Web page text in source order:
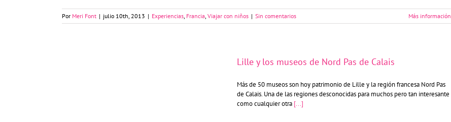
Por Meri Font | julio 10th, 2013 | Experiencias, Francia, Viajar con niños | Sin comentarios Más información
Lille y los museos de Nord Pas de Calais
Más de 50 museos son hoy patrimonio de Lille y la región francesa Nord Pas
de Calais. Una de las regiones desconocidas para muchos pero tan interesante
como cualquier otra [...]